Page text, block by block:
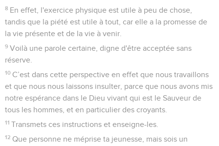
8 En effet, l'exercice physique est utile à peu de chose,
tandis que la piété est utile à tout, car elle a la promesse de
la vie présente et de la vie à venir.
9 Voilà une parole certaine, digne d'être acceptée sans
réserve.
10 C’est dans cette perspective en effet que nous travaillons
et que nous nous laissons insulter, parce que nous avons mis
notre espérance dans le Dieu vivant qui est le Sauveur de
tous les hommes, et en particulier des croyants.
11 Transmets ces instructions et enseigne-les.
12 Que personne ne méprise ta jeunesse, mais sois un